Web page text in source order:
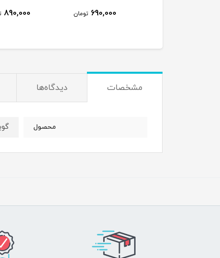
690,000 تومان 890,000
مشخصات دیدگاه‌ها
محصول